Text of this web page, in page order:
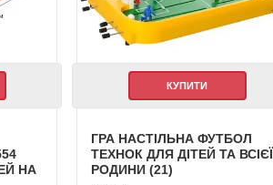
НА
КУПИТИ
ГРА НАСТІЛЬНА ФУТБОЛ
ТЕХНОК ДЛЯ ДІТЕЙ ТА ВСІЄЇ
РОДИНИ (21)